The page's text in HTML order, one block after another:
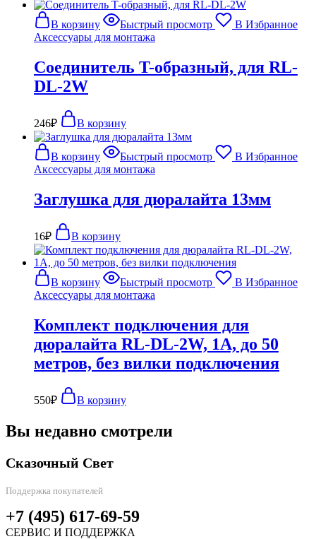
В корзину Быстрый просмотр
В Избранное
Аксессуары для монтажа
Соединитель T-образный, для RL-
DL-2W
246₽ В корзину
В корзину Быстрый просмотр
В Избранное
Аксессуары для монтажа
Заглушка для дюралайта 13мм
16₽ В корзину
В корзину Быстрый просмотр
В Избранное
Аксессуары для монтажа
Комплект подключения для
дюралайта RL-DL-2W, 1А, до 50
метров, без вилки подключения
550₽ В корзину
Вы недавно смотрели
Сказочный Свет
Поддержка покупателей
+7 (495) 617-69-59
СЕРВИС И ПОДДЕРЖКА